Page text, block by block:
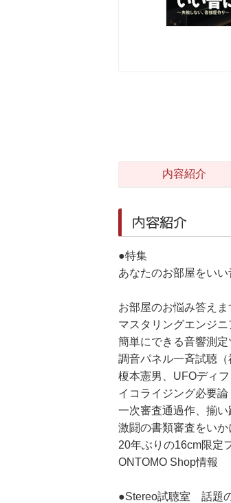
内容紹介
内容紹介
●特集
あなたのお部屋をい
お部屋のお悩み答え
マスタリングエンジ
簡単にできる音響測
調音パネル一斉試聴（
榎本憲男、UFOディ
イコライジング必要論
一次審査通過作、揃
激闘の書類審査をいか
20年ぶりの16cm限
ONTOMO Shop情報
●Stereo試聴室 話題